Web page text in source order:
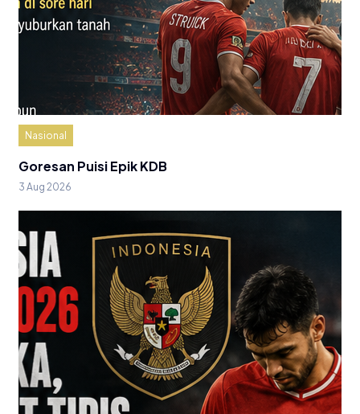
Nasional
Goresan Puisi Epik KDB
3 Aug 2026